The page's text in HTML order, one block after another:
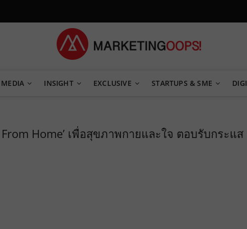
MEDIA INSIGHT EXCLUSIVE STARTUPS & SME
Home’ เพื่อสุขภาพกายและใจ ตอบรับกระแส